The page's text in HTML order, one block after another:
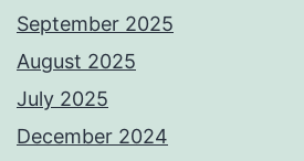
September 2025
August 2025
July 2025
December 2024